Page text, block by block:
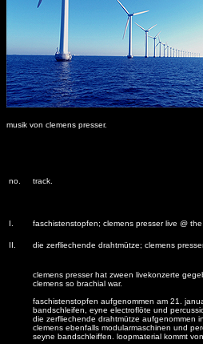
musik von clemens presser.
no. track.
I. faschistenstopfen; clemens presser live @ the
II. die zerfliechende drahtmütze; clemens
clemens presser hat zween livekonzerte
clemens so brachial war.
faschistenstopfen aufgenommen am 21.
bandschleifen, eyne electroflöte und
die zerfliechende drahtmütze aufgenommen
clemens ebenfalls modularmaschinen und
seyne bandschleiffen. loopmaterial kommt